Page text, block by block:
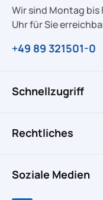
Wir sind Montag bis
Uhr für Sie
+49 89 321501-0
Soziale Medien
Schnellzugriff
Rechtliches